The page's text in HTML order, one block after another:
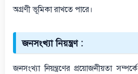
অগ্রণী ভূমিকা রাখতে পারে।
জনসংখ্যা নিয়ন্ত্রণ :
জনসংখ্যা নিয়ন্ত্রণের প্রয়োজনীয়তা